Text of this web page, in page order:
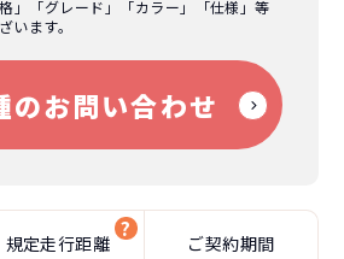
」「グレード」「カラー」「仕様」等
います。
のお問い合わせ
規定走行距離 ご契約期間